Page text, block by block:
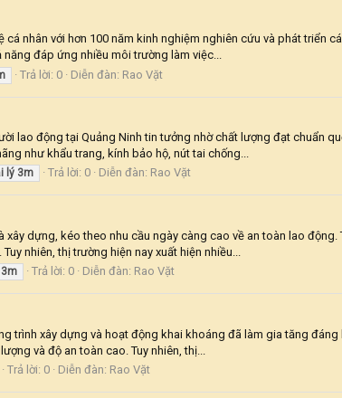
nhân với hơn 100 năm kinh nghiệm nghiên cứu và phát triển
đáp ứng nhiều môi trường làm việc...
Trả lời: 0 Diễn đàn: Rao Vặt
lao động tại Quảng Ninh tin tưởng nhờ chất lượng đạt chuẩn
như khẩu trang, kính bảo hộ, nút tai chống...
lý 3m Trả lời: 0 Diễn đàn: Rao Vặt
dựng, kéo theo nhu cầu ngày càng cao về an toàn lao
nhiên, thị trường hiện nay xuất hiện nhiều...
3m Trả lời: 0 Diễn đàn: Rao Vặt
trình xây dựng và hoạt động khai khoáng đã làm gia tăng
và độ an toàn cao. Tuy nhiên, thị...
Trả lời: 0 Diễn đàn: Rao Vặt